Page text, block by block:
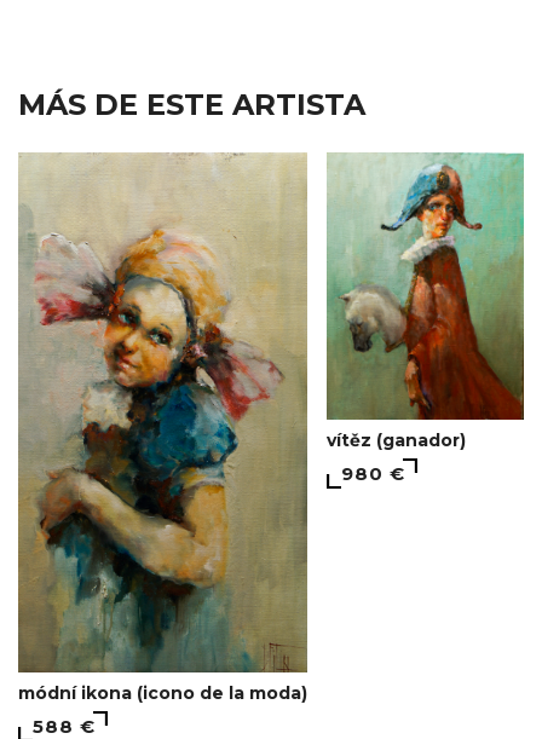
MÁS DE ESTE ARTISTA
módní ikona (icono de la moda)
588 €
vítěz (ganador)
980 €